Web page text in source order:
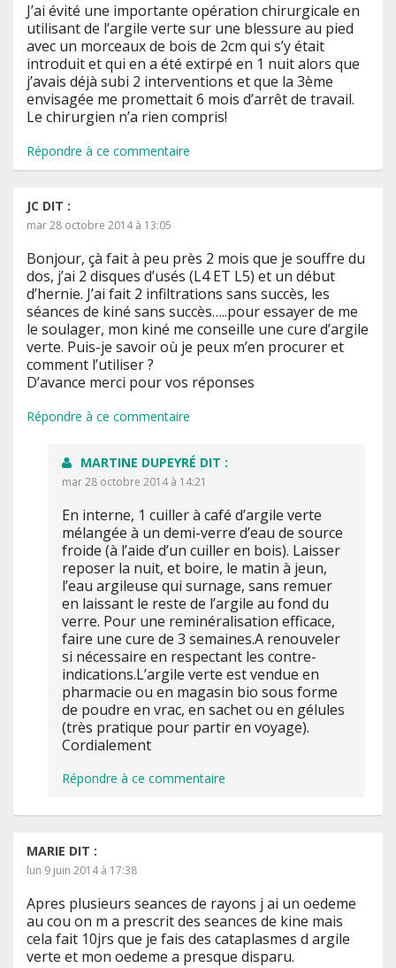
J’ai évité une importante opération chirurgicale en
utilisant de l’argile verte sur une blessure au pied
avec un morceaux de bois de 2cm qui s’y était
introduit et qui en a été extirpé en 1 nuit alors que
j’avais déjà subi 2 interventions et que la 3ème
envisagée me promettait 6 mois d’arrêt de travail.
Le chirurgien n’a rien compris!
Répondre à ce commentaire
JC DIT :
mar 28 octobre 2014 à 13:05
Bonjour, çà fait à peu près 2 mois que je souffre du
dos, j’ai 2 disques d’usés (L4 ET L5) et un début
d’hernie. J’ai fait 2 infiltrations sans succès, les
séances de kiné sans succès…..pour essayer de me
le soulager, mon kiné me conseille une cure d’argile
verte. Puis-je savoir où je peux m’en procurer et
comment l’utiliser ?
D’avance merci pour vos réponses
Répondre à ce commentaire
MARTINE DUPEYRÉ DIT :
mar 28 octobre 2014 à 14:21
En interne, 1 cuiller à café d’argile verte
mélangée à un demi-verre d’eau de source
froide (à l’aide d’un cuiller en bois). Laisser
reposer la nuit, et boire, le matin à jeun,
l’eau argileuse qui surnage, sans remuer
en laissant le reste de l’argile au fond du
verre. Pour une reminéralisation efficace,
faire une cure de 3 semaines.A renouveler
si nécessaire en respectant les contre-
indications.L’argile verte est vendue en
pharmacie ou en magasin bio sous forme
de poudre en vrac, en sachet ou en gélules
(très pratique pour partir en voyage).
Cordialement
Répondre à ce commentaire
MARIE DIT :
lun 9 juin 2014 à 17:38
Apres plusieurs seances de rayons j ai un oedeme
au cou on m a prescrit des seances de kine mais
cela fait 10jrs que je fais des cataplasmes d argile
verte et mon oedeme a presque disparu.